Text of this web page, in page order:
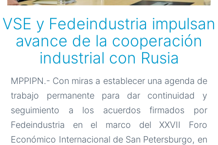
VSE y Fedeindustria impulsan
avance de la cooperación
industrial con Rusia
MPPIPN.- Con miras a establecer una agenda de
trabajo permanente para dar continuidad y
seguimiento a los acuerdos firmados por
Fedeindustria en el marco del XXVII Foro
Económico Internacional de San Petersburgo, en